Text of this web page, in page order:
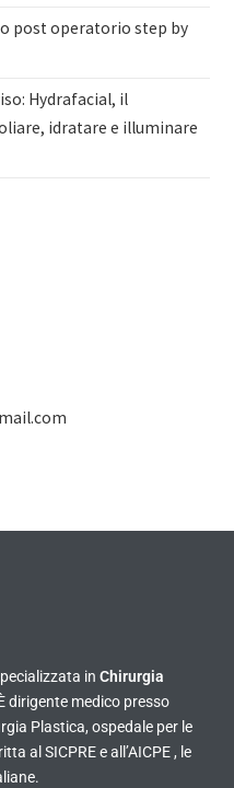
post operatorio step by
Hydrafacial, il
idratare e illuminare
in Chirurgia
dirigente medico presso
Plastica, ospedale per le
al SICPRE e all’AICPE , le